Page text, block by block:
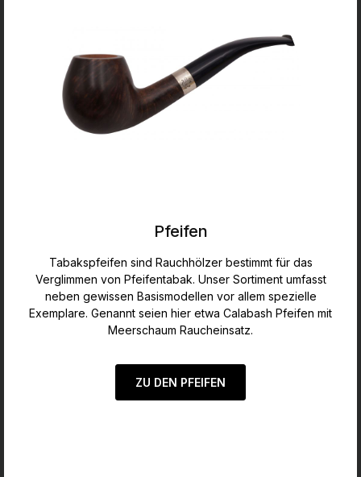
Pfeifen
Tabakspfeifen sind Rauchhölzer bestimmt für das
Verglimmen von Pfeifentabak. Unser Sortiment umfasst
neben gewissen Basismodellen vor allem spezielle
Exemplare. Genannt seien hier etwa Calabash Pfeifen mit
Meerschaum Raucheinsatz.
ZU DEN PFEIFEN